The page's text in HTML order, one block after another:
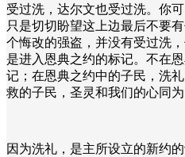
受过洗，达尔文也受过洗。你
只是切切盼望这上边最后不要
个悔改的强盗，并没有受过洗
是进入恩典之约的标记。不在
记；在恩典之约中的子民，洗
救的子民，圣灵和我们的心同为
因为洗礼，是主所设立的新约